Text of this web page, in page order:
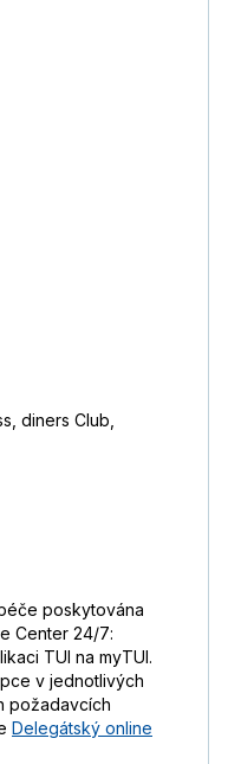
diners Club,
poskytována
Center 24/7:
TUI na myTUI.
v jednotlivých
požadavcích
Delegátský online